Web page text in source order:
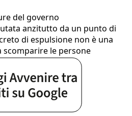
del governo
anzitutto da un punto di
di espulsione non è una
scomparire le persone